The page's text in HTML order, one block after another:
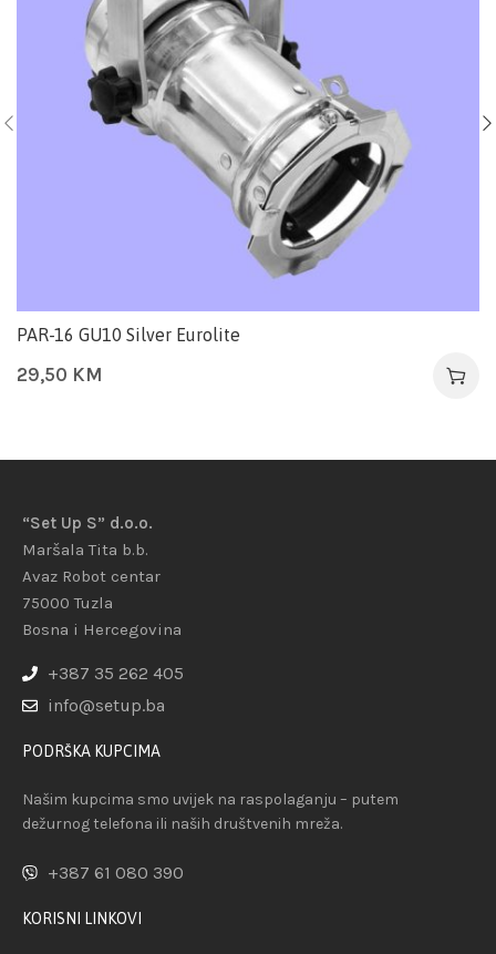
PAR-16 GU10 Silver Eurolite
29,50 KM
“Set Up S” d.o.o.
Maršala Tita b.b.
Avaz Robot centar
75000 Tuzla
Bosna i Hercegovina
+387 35 262 405
info@setup.ba
PODRŠKA KUPCIMA
Našim kupcima smo uvijek na raspolaganju – putem
dežurnog telefona ili naših društvenih mreža.
+387 61 080 390
KORISNI LINKOVI